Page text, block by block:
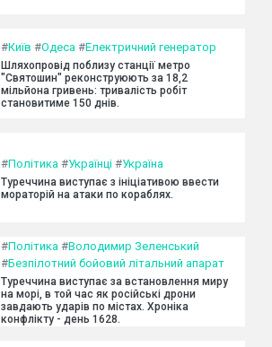
#Київ #Одеса #Електричний генератор
Шляхопровід поблизу станції метро
"Святошин" реконструюють за 18,2
мільйона гривень: тривалість робіт
становитиме 150 днів.
#Політика #Українці #Україна
Туреччина виступає з ініціативою ввести
мораторій на атаки по кораблях.
#Політика #Володимир Зеленський
#Безпілотний бойовий літальний апарат
Туреччина виступає за встановлення миру
на морі, в той час як російські дрони
завдають ударів по містах. Хроніка
конфлікту - день 1628.